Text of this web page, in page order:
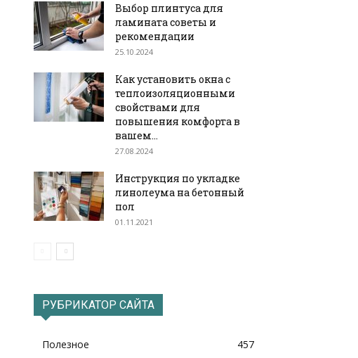
Выбор плинтуса для
ламината советы и
рекомендации
25.10.2024
Как установить окна с
теплоизоляционными
свойствами для
повышения комфорта в
вашем...
27.08.2024
Инструкция по укладке
линолеума на бетонный
пол
01.11.2021
РУБРИКАТОР САЙТА
Полезное
457